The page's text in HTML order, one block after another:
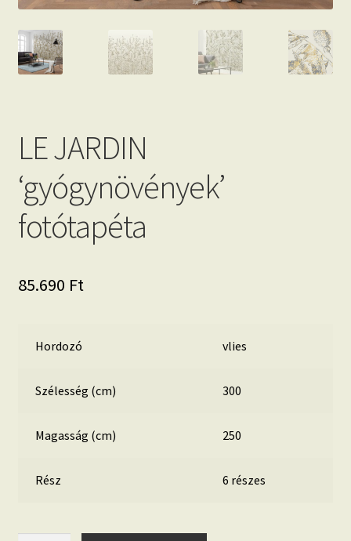
LE JARDIN
‘gyógynövények’
fotótapéta
85.690 Ft
Hordozó vlies
Szélesség (cm) 300
Magasság (cm) 250
Rész 6 részes